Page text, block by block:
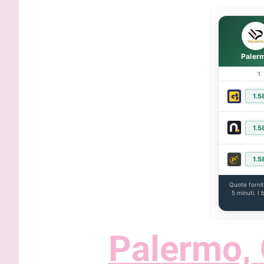
1
Quote
5 minuti. I
Palermo,